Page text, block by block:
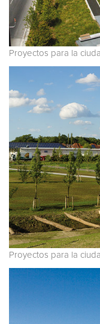
Proyectos para la
Proyectos para la